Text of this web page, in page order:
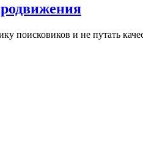
поисковиков и не путать